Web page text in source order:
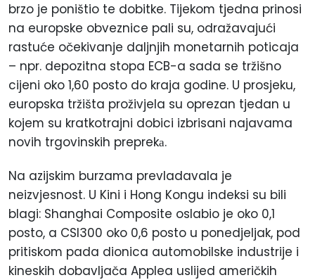
brzo je poništio te dobitke. Tijekom tjedna prinosi
na europske obveznice pali su, odražavajući
rastuće očekivanje daljnjih monetarnih poticaja
– npr. depozitna stopa ECB-a sada se tržišno
cijeni oko 1,60 posto do kraja godine. U prosjeku,
europska tržišta proživjela su oprezan tjedan u
kojem su kratkotrajni dobici izbrisani najavama
novih trgovinskih preprekа.
Na azijskim burzama prevladavala je
neizvjesnost. U Kini i Hong Kongu indeksi su bili
blagi: Shanghai Composite oslabio je oko 0,1
posto, a CSI300 oko 0,6 posto u ponedjeljak, pod
pritiskom pada dionica automobilske industrije i
kineskih dobavljača Applea uslijed američkih